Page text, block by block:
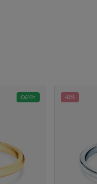
24h -8%